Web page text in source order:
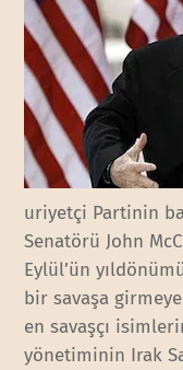
uriyetçi Partinin
Senatörü John
Eylül’ün
bir savaşa
en savaşçı
yönetiminin Irak